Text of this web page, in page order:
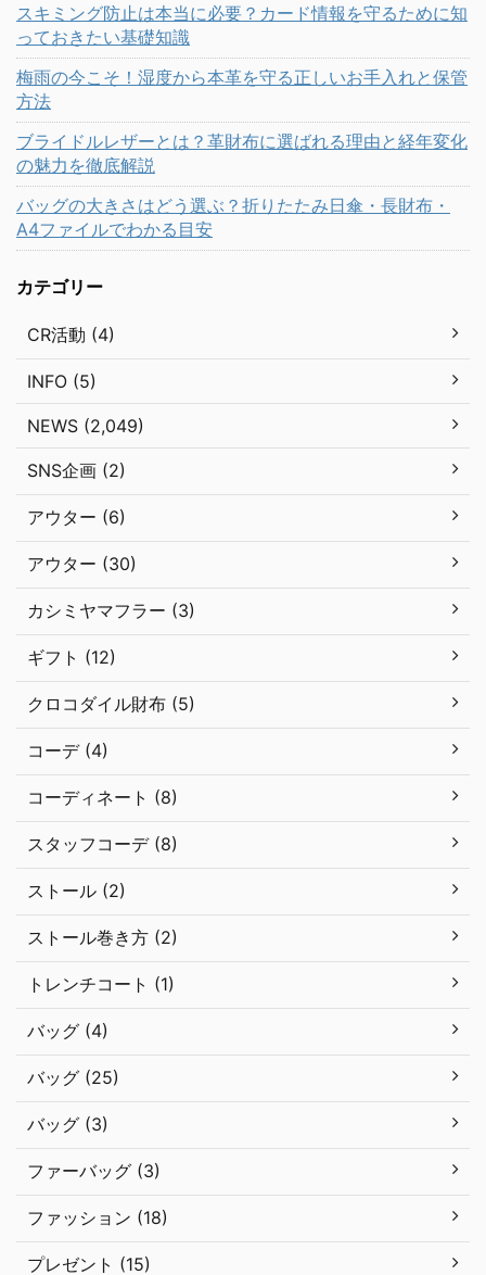
スキミング防止は本当に必要？カード情報を守るために知
っておきたい基礎知識
梅雨の今こそ！湿度から本革を守る正しいお手入れと保管
方法
ブライドルレザーとは？革財布に選ばれる理由と経年変化
の魅力を徹底解説
バッグの大きさはどう選ぶ？折りたたみ日傘・長財布・
A4ファイルでわかる目安
カテゴリー
CR活動 (4)
INFO (5)
NEWS (2,049)
SNS企画 (2)
アウター (6)
アウター (30)
カシミヤマフラー (3)
ギフト (12)
クロコダイル財布 (5)
コーデ (4)
コーディネート (8)
スタッフコーデ (8)
ストール (2)
ストール巻き方 (2)
トレンチコート (1)
バッグ (4)
バッグ (25)
バッグ (3)
ファーバッグ (3)
ファッション (18)
プレゼント (15)